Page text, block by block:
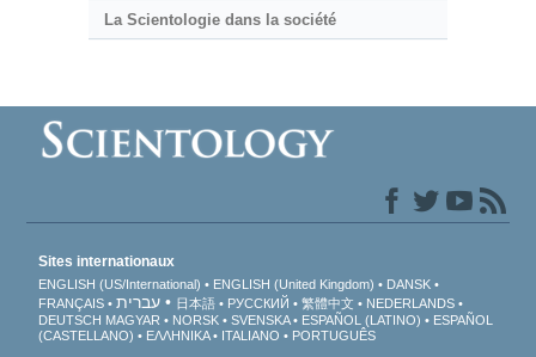
La Scientologie dans la société
Sites internationaux
ENGLISH (US/International) ENGLISH (United Kingdom)
DANSK
FRANÇAIS
עברית 日本語 РУССКИЙ 繁體中文
NEDERLANDS
DEUTSCH MAGYAR NORSK SVENSKA ESPAÑOL (LATINO)
ESPAÑOL
(CASTELLANO)
ΕΛΛΗΝΙΚA ITALIANO PORTUGUÊS